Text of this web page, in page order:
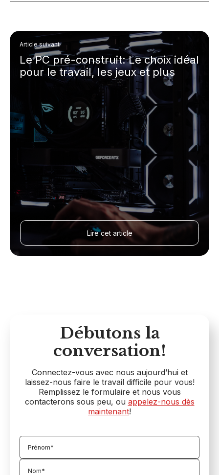
Article suivant
Le PC pré-construit: Le choix idéal
pour le travail, les jeux et plus
Lire cet article
Débutons la
conversation!
Connectez-vous avec nous aujourd’hui et
laissez-nous faire le travail difficile pour vous!
Remplissez le formulaire et nous vous
contacterons sous peu, ou appelez-nous dès
maintenant!